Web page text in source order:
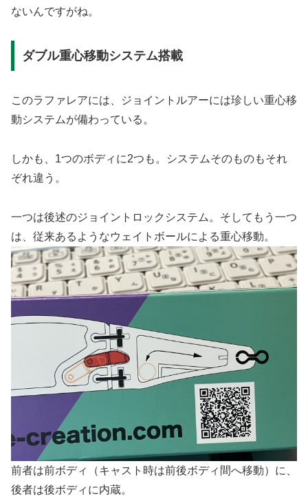
ないんですがね。
ダブル重心移動システム搭載
このラファレアには、ジョイントルアーには珍しい重心移
動システムが備わっている。
しかも、1つのボディに2つも。システムそのものもそれ
ぞれ違う。
一つは後述のジョイントロックシステム。そしてもう一つ
は、従来あるようなウェイトボールによる重心移動。
前者は前ボディ（キャスト時は前後ボディ間へ移動）に、
後者は後ボディに内蔵。